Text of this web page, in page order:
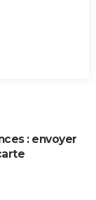
: envoyer